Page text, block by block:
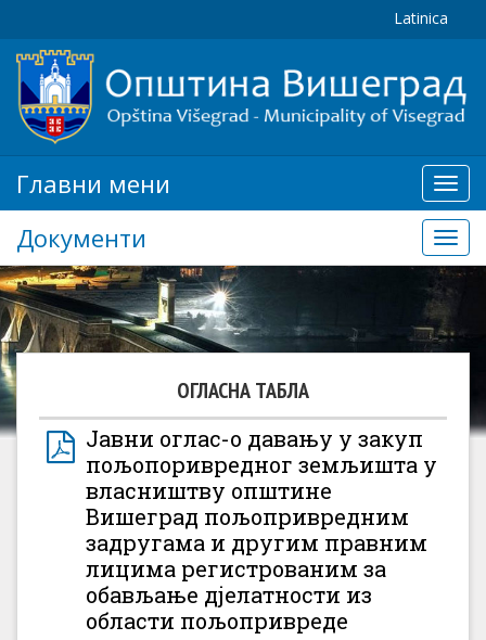
Latinica
мени
Главни мени
Документи
ОГЛАСНА ТАБЛА
Јавни оглас-о давању у закуп
пољопоривредног земљишта у
власништву општине
Вишеград пољопривредним
задругама и другим правним
лицима регистрованим за
обављање дјелатности из
области пољопривреде